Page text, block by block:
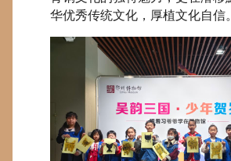
华优秀传统文化，厚植文化自信。